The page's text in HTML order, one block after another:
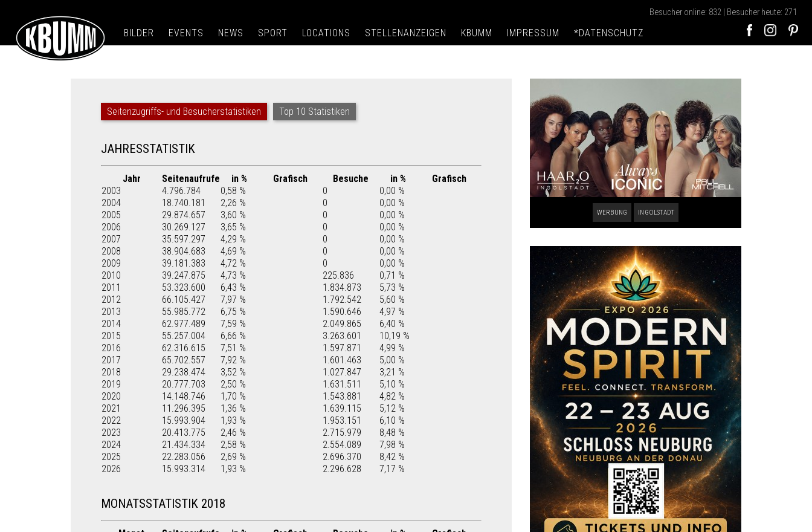
Besucher online: 832 | Besucher heute: 271
BILDER EVENTS NEWS SPORT LOCATIONS STELLENANZEIGEN KBUMM IMPRESSUM *DATENSCHUTZ
Seitenzugriffs- und Besucherstatistiken Top 10 Statistiken
JAHRESSTATISTIK
Jahr Seitenaufrufe in % Grafisch Besuche in %
Grafisch
2003
4.796.784 0,58 % 0
0,00 %
2004
18.740.181 2,26 % 0
0,00 %
2005
29.874.657 3,60 % 0
0,00 %
2006
30.269.127 3,65 % 0
0,00 %
2007
35.597.297 4,29 % 0
0,00 %
2008
38.904.683 4,69 % 0
0,00 %
2009
39.181.383 4,72 % 0
0,00 %
2010
39.247.875 4,73 % 225.836
0,71 %
2011
53.323.600 6,43 % 1.834.873
5,73 %
2012
66.105.427 7,97 % 1.792.542
5,60 %
2013
55.985.772 6,75 % 1.590.646
4,97 %
2014
62.977.489 7,59 % 2.049.865
6,40 %
2015
55.257.004 6,66 % 3.263.601
10,19 %
2016
62.316.615 7,51 % 1.597.871
4,99 %
2017
65.702.557 7,92 % 1.601.463
5,00 %
2018
29.238.474 3,52 % 1.027.847
3,21 %
2019
20.777.703 2,50 % 1.631.511
5,10 %
2020
14.148.746 1,70 % 1.543.881
4,82 %
2021
11.296.395 1,36 % 1.639.115
5,12 %
2022
15.993.904 1,93 % 1.953.151
6,10 %
2023
20.413.775 2,46 % 2.715.979
8,48 %
2024
21.434.334 2,58 % 2.554.089
7,98 %
2025
22.283.056 2,69 % 2.696.370
8,42 %
2026
15.993.314 1,93 % 2.296.628 7,17 %
MONATSSTATISTIK 2018
WERBUNG INGOLSTADT